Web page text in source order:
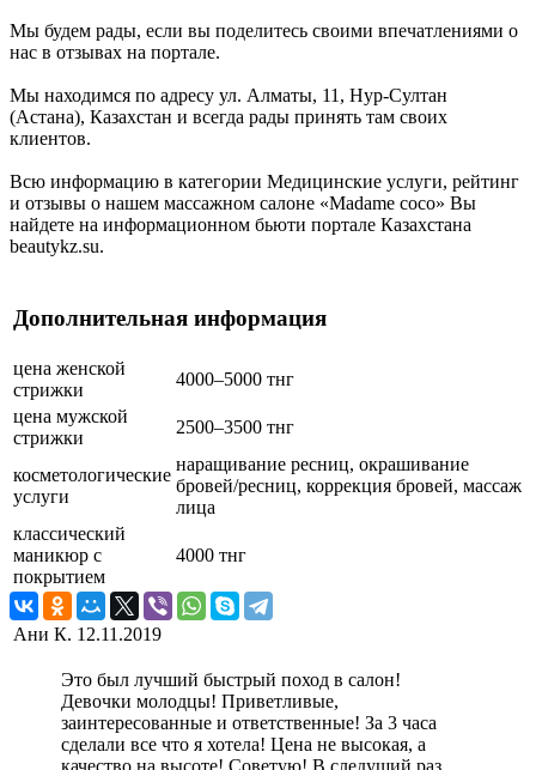
Мы будем рады, если вы поделитесь своими впечатлениями о
нас в отзывах на портале.
Мы находимся по адресу ул. Алматы, 11, Нур-Султан
(Астана), Казахстан и всегда рады принять там своих
клиентов.
Всю информацию в категории Медицинские услуги, рейтинг
и отзывы о нашем массажном салоне «Madame coco» Вы
найдете на информационном бьюти портале Казахстана
beautykz.su.
Дополнительная информация
цена женской
стрижки
4000–5000 тнг
цена мужской
стрижки
2500–3500 тнг
косметологические
услуги
наращивание ресниц, окрашивание
бровей/ресниц, коррекция бровей, массаж
лица
классический
маникюр с
покрытием
4000 тнг
Ани К. 12.11.2019
Это был лучший быстрый поход в салон!
Девочки молодцы! Приветливые,
заинтересованные и ответственные! За 3 часа
сделали все что я хотела! Цена не высокая, а